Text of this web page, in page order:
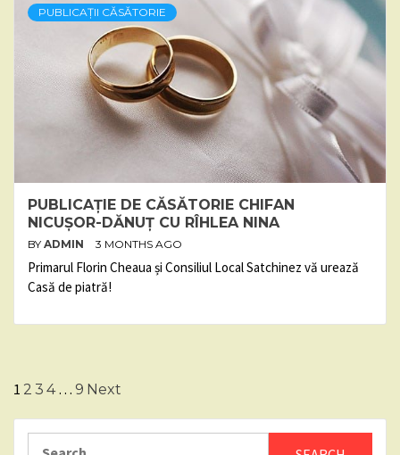
PUBLICAȚII CĂSĂTORIE
PUBLICAȚIE DE CĂSĂTORIE CHIFAN
NICUȘOR-DĂNUȚ CU RÎHLEA NINA
BY ADMIN 3 MONTHS AGO
Primarul Florin Cheaua și Consiliul Local Satchinez vă urează
Casă de piatră!
Posts
pagination
1 2 3 4 … 9 Next